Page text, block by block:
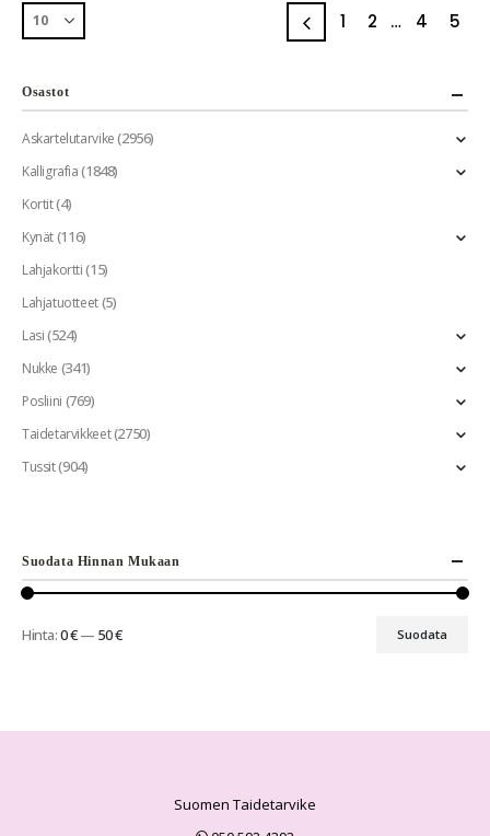
1 2 … 4 5
Osastot
Askartelutarvike(2956)
Kalligrafia(1848)
Kortit(4)
Kynät(116)
Lahjakortti(15)
Lahjatuotteet(5)
Lasi(524)
Nukke (341)
Posliini (769)
Taidetarvikkeet(2750)
Tussit(904)
Suodata Hinnan Mukaan
Suodata
Hinta:0 €— 50 €
Suomen Taidetarvike